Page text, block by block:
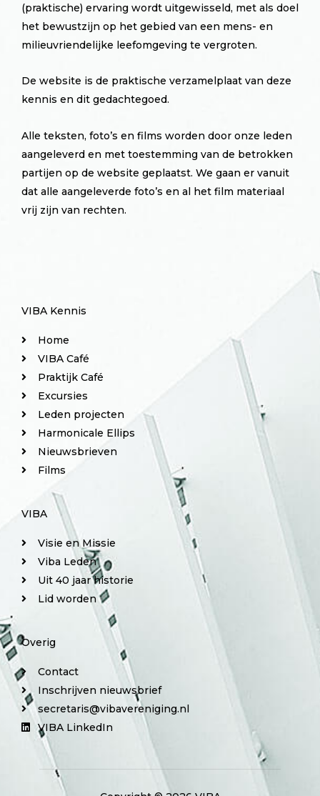
(praktische) ervaring wordt uitgewisseld, met als doel
het bewustzijn op het gebied van een mens- en
milieuvriendelijke leefomgeving te vergroten.
De website is de praktische verzamelplaat van deze
kennis en dit gedachtegoed.
Alle teksten, foto’s en films worden door onze leden
aangeleverd en met toestemming van de betrokken
partijen op de website geplaatst. We gaan er vanuit
dat alle aangeleverde foto’s en al het film materiaal
vrij zijn van rechten.
VIBA Kennis
Home
VIBA Café
Praktijk Café
Excursies
Leden projecten
Harmonicale Ellips
Nieuwsbrieven
Films
VIBA
Visie en Missie
Viba Leden
Uit 40 jaar historie
Lid worden
Overig
Contact
Inschrijven nieuwsbrief
secretaris@vibavereniging.nl
VIBA LinkedIn